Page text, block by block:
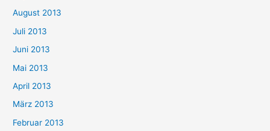
August 2013
Juli 2013
Juni 2013
Mai 2013
April 2013
März 2013
Februar 2013